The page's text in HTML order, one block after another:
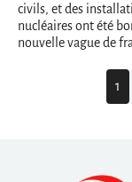
civils, et des
nucléaires ont été
nouvelle vague de
1